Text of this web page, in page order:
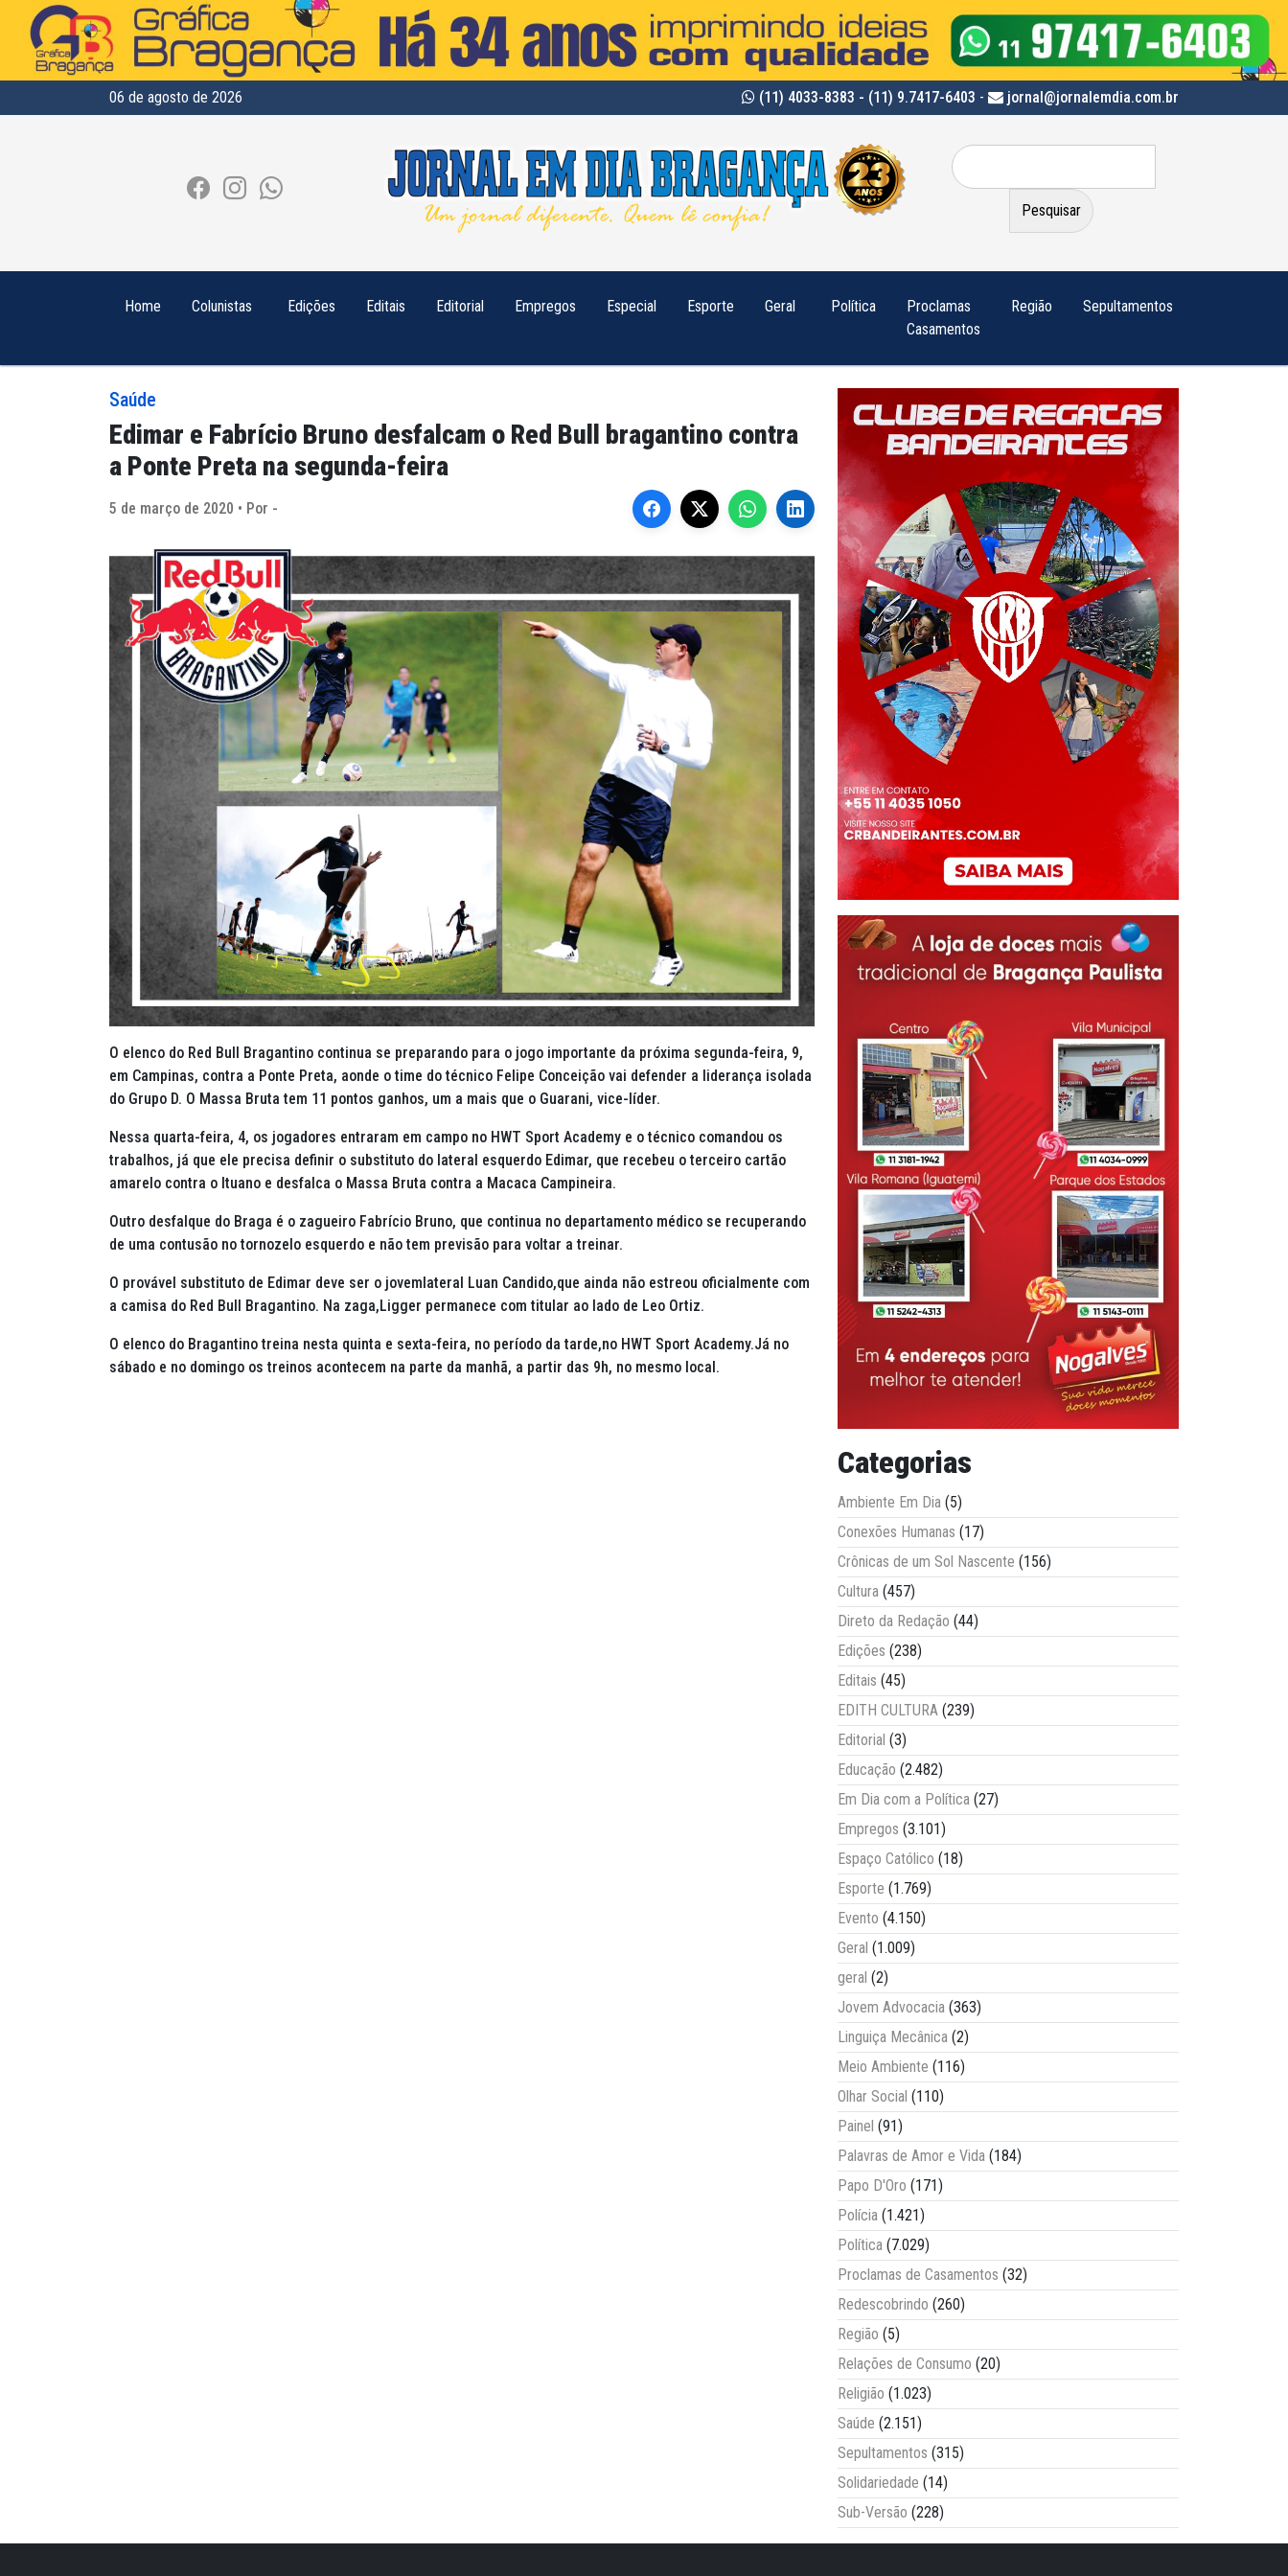
06 de agosto de 2026 (11) 4033-8383 - (11) 9.7417-6403 - jornal@jornalemdia.com.br
Pesquisar
por:
Home Colunistas Edições Editais Editorial Empregos Especial Esporte Geral Política
Proclamas
Casamentos
Região Sepultamentos
Saúde
Edimar e Fabrício Bruno desfalcam o Red Bull bragantino contra
a Ponte Preta na segunda-feira
5 de março de 2020 • Por -
O elenco do Red Bull Bragantino continua se preparando para o jogo importante da próxima segunda-feira, 9,
em Campinas, contra a Ponte Preta, aonde o time do técnico Felipe Conceição vai defender a liderança isolada
do Grupo D. O Massa Bruta tem 11 pontos ganhos, um a mais que o Guarani, vice-líder.
Nessa quarta-feira, 4, os jogadores entraram em campo no HWT Sport Academy e o técnico comandou os
trabalhos, já que ele precisa definir o substituto do lateral esquerdo Edimar, que recebeu o terceiro cartão
amarelo contra o Ituano e desfalca o Massa Bruta contra a Macaca Campineira.
Outro desfalque do Braga é o zagueiro Fabrício Bruno, que continua no departamento médico se recuperando
de uma contusão no tornozelo esquerdo e não tem previsão para voltar a treinar.
O provável substituto de Edimar deve ser o jovemlateral Luan Candido,que ainda não estreou oficialmente com
a camisa do Red Bull Bragantino. Na zaga,Ligger permanece com titular ao lado de Leo Ortiz.
O elenco do Bragantino treina nesta quinta e sexta-feira, no período da tarde,no HWT Sport Academy.Já no
sábado e no domingo os treinos acontecem na parte da manhã, a partir das 9h, no mesmo local.
Categorias
Ambiente Em Dia (5)
Conexões Humanas (17)
Crônicas de um Sol Nascente (156)
Cultura (457)
Direto da Redação (44)
Edições (238)
Editais (45)
EDITH CULTURA (239)
Editorial (3)
Educação (2.482)
Em Dia com a Política (27)
Empregos (3.101)
Espaço Católico (18)
Esporte (1.769)
Evento (4.150)
Geral (1.009)
geral (2)
Jovem Advocacia (363)
Linguiça Mecânica (2)
Meio Ambiente (116)
Olhar Social (110)
Painel (91)
Palavras de Amor e Vida (184)
Papo D'Oro (171)
Polícia (1.421)
Política (7.029)
Proclamas de Casamentos (32)
Redescobrindo (260)
Região (5)
Relações de Consumo (20)
Religião (1.023)
Saúde (2.151)
Sepultamentos (315)
Solidariedade (14)
Sub-Versão (228)